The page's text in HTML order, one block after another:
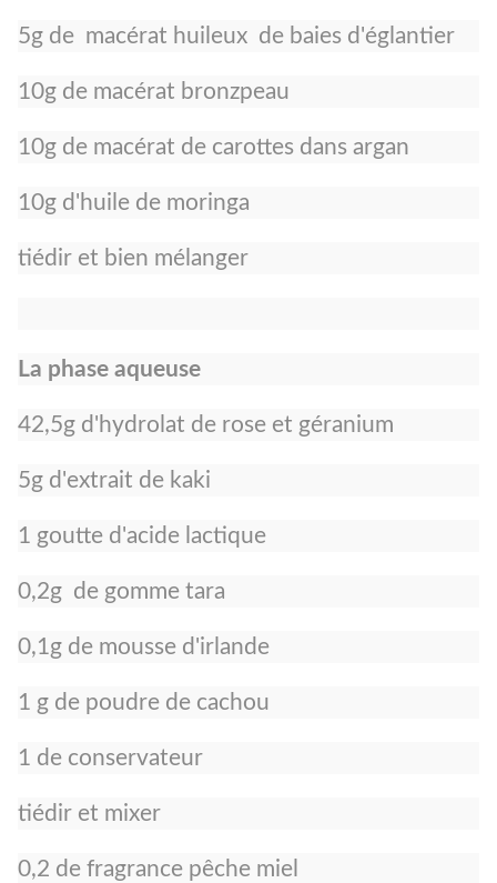
5g de macérat huileux de baies d'églantier
10g de macérat bronzpeau
10g de macérat de carottes dans argan
10g d'huile de moringa
tiédir et bien mélanger
La phase aqueuse
42,5g d'hydrolat de rose et géranium
5g d'extrait de kaki
1 goutte d'acide lactique
0,2g de gomme tara
0,1g de mousse d'irlande
1 g de poudre de cachou
1 de conservateur
tiédir et mixer
0,2 de fragrance pêche miel